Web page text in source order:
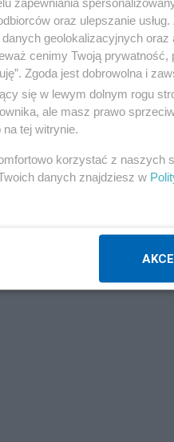
oraz ulepszanie usług.
geolokalizacyjnych oraz
cenimy Twoją prywatność,
Zgoda jest dobrowolna i
się w lewym dolnym rogu
ale masz prawo
tej witrynie.
korzystać z naszych
danych znajdziesz w